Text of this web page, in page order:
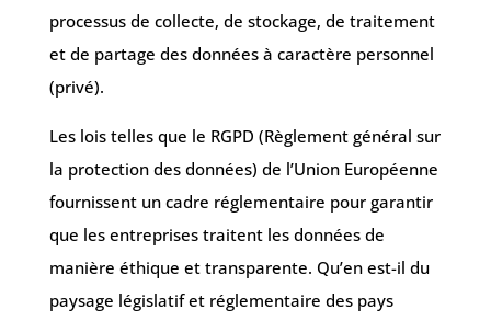
processus de collecte, de stockage, de traitement
et de partage des données à caractère personnel
(privé).
Les lois telles que le RGPD (Règlement général sur
la protection des données) de l’Union Européenne
fournissent un cadre réglementaire pour garantir
que les entreprises traitent les données de
manière éthique et transparente. Qu’en est-il du
paysage législatif et réglementaire des pays